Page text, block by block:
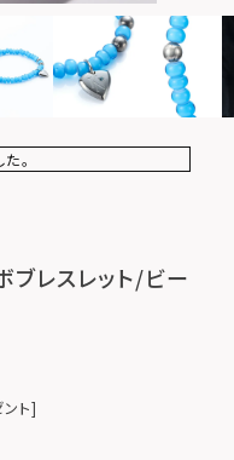
。
レスレット/ビー
ト